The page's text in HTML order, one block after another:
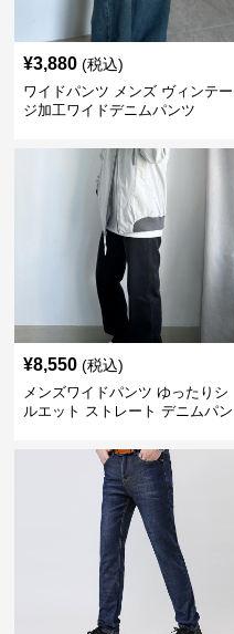
¥3,880 (税込)
ワイドパンツ メンズ ヴィンテー
ジ加工ワイドデニムパンツ
¥8,550 (税込)
メンズワイドパンツ ゆったりシ
ルエット ストレート デニムパン